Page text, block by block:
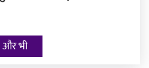
और भी